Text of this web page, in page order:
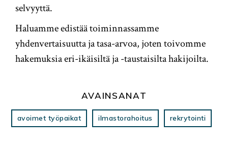
selvyyttä.
Haluamme edistää toiminnassamme
yhdenvertaisuutta ja tasa-arvoa, joten toivomme
hakemuksia eri-ikäisiltä ja -taustaisilta hakijoilta.
AVAINSANAT
avoimet työpaikat ilmastorahoitus rekrytointi